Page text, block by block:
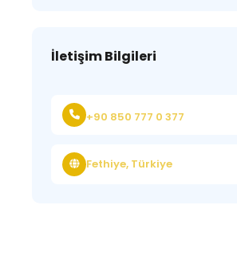
İletişim Bilgileri
+90 850 777 0 377
Fethiye, Türkiye